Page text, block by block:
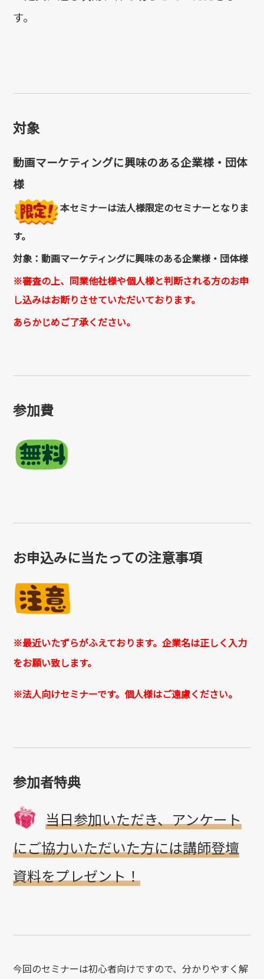
す。
対象
動画マーケティングに興味のある企業様・団体
様
本セミナーは法人様限定のセミナーとなりま
す。
対象：動画マーケティングに興味のある企業様・団体様
※審査の上、同業他社様や個人様と判断される方のお申
し込みはお断りさせていただいております。
あらかじめご了承ください。
参加費
お申込みに当たっての注意事項
※最近いたずらがふえております。企業名は正しく入力
をお願い致します。
※法人向けセミナーです。個人様はご遠慮ください。
参加者特典
当日参加いただき、アンケート
にご協力いただいた方には講師登壇
資料をプレゼント！
今回のセミナーは初心者向けですので、分かりやすく解